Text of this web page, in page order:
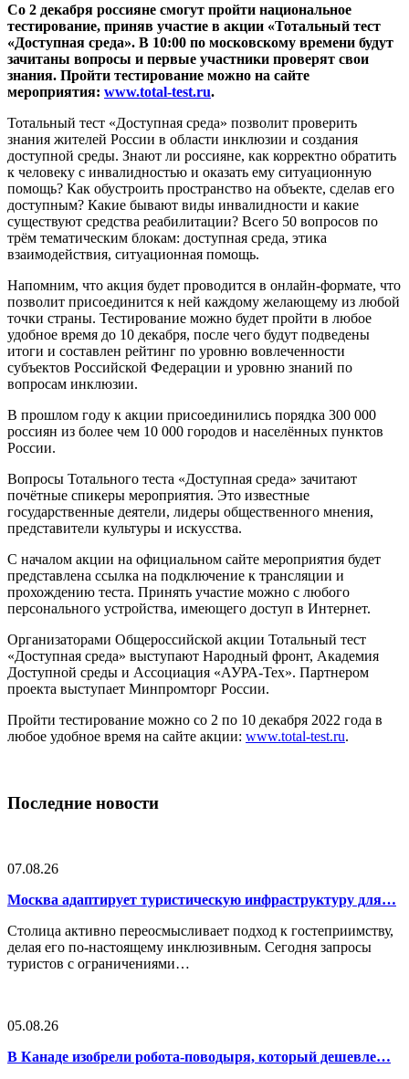
Со 2 декабря россияне смогут пройти национальное
тестирование, приняв участие в акции «Тотальный тест
«Доступная среда». В 10:00 по московскому времени будут
зачитаны вопросы и первые участники проверят свои
знания. Пройти тестирование можно на сайте
мероприятия: www.total-test.ru.
Тотальный тест «Доступная среда» позволит проверить
знания жителей России в области инклюзии и создания
доступной среды. Знают ли россияне, как корректно обратить
к человеку с инвалидностью и оказать ему ситуационную
помощь? Как обустроить пространство на объекте, сделав его
доступным? Какие бывают виды инвалидности и какие
существуют средства реабилитации? Всего 50 вопросов по
трём тематическим блокам: доступная среда, этика
взаимодействия, ситуационная помощь.
Напомним, что акция будет проводится в онлайн-формате, что
позволит присоединится к ней каждому желающему из любой
точки страны. Тестирование можно будет пройти в любое
удобное время до 10 декабря, после чего будут подведены
итоги и составлен рейтинг по уровню вовлеченности
субъектов Российской Федерации и уровню знаний по
вопросам инклюзии.
В прошлом году к акции присоединились порядка 300 000
россиян из более чем 10 000 городов и населённых пунктов
России.
Вопросы Тотального теста «Доступная среда» зачитают
почётные спикеры мероприятия. Это известные
государственные деятели, лидеры общественного мнения,
представители культуры и искусства.
С началом акции на официальном сайте мероприятия будет
представлена ссылка на подключение к трансляции и
прохождению теста. Принять участие можно с любого
персонального устройства, имеющего доступ в Интернет.
Организаторами Общероссийской акции Тотальный тест
«Доступная среда» выступают Народный фронт, Академия
Доступной среды и Ассоциация «АУРА-Тех». Партнером
проекта выступает Минпромторг России.
Пройти тестирование можно со 2 по 10 декабря 2022 года в
любое удобное время на сайте акции: www.total-test.ru.
Последние новости
07.08.26
Москва адаптирует туристическую инфраструктуру для…
Столица активно переосмысливает подход к гостеприимству,
делая его по-настоящему инклюзивным. Сегодня запросы
туристов с ограничениями…
05.08.26
В Канаде изобрели робота-поводыря, который дешевле…